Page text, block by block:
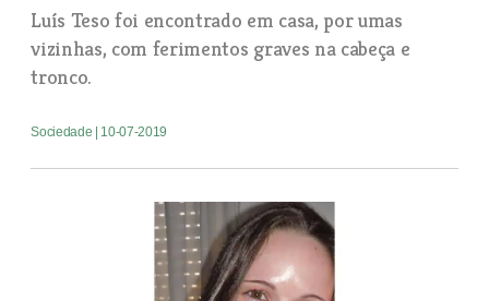
Luís Teso foi encontrado em casa, por umas
vizinhas, com ferimentos graves na cabeça e
tronco.
Sociedade | 10-07-2019